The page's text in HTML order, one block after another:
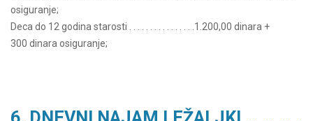
osiguranje;
Deca do 12 godina starosti . . . . . . . . . . . . . . . .1.200,00 dinara +
300 dinara osiguranje;